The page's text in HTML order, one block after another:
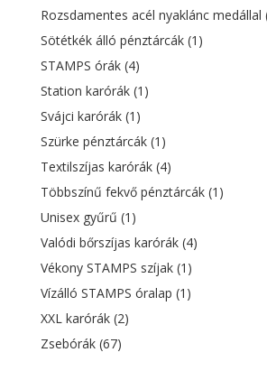
Rozsdamentes acél nyaklánc medállal
Sötétkék álló pénztárcák (1)
STAMPS órák (4)
Station karórák (1)
Svájci karórák (1)
Szürke pénztárcák (1)
Textilszíjas karórák (4)
Többszínű fekvő pénztárcák (1)
Unisex gyűrű (1)
Valódi bőrszíjas karórák (4)
Vékony STAMPS szíjak (1)
Vízálló STAMPS óralap (1)
XXL karórák (2)
Zsebórák (67)